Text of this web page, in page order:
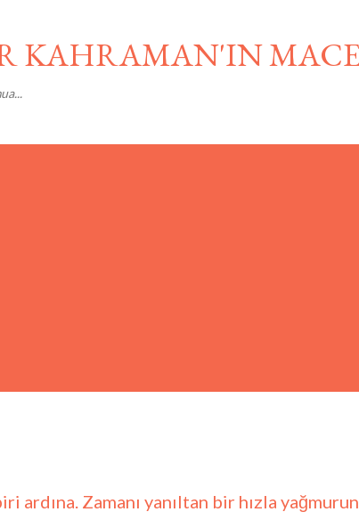
KAHRAMAN'IN
ardına. Zamanı yanıltan bir hızla yağmurun